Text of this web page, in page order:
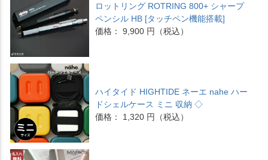
ロットリング ROTRING 800+ シャープ
ペンシル HB [タッチペン機能搭載]
価格： 9,900 円（税込）
ハイタイド HIGHTIDE ネーエ nahe ハー
ドシェルケース ミニ 収納 ◇
価格： 1,320 円（税込）